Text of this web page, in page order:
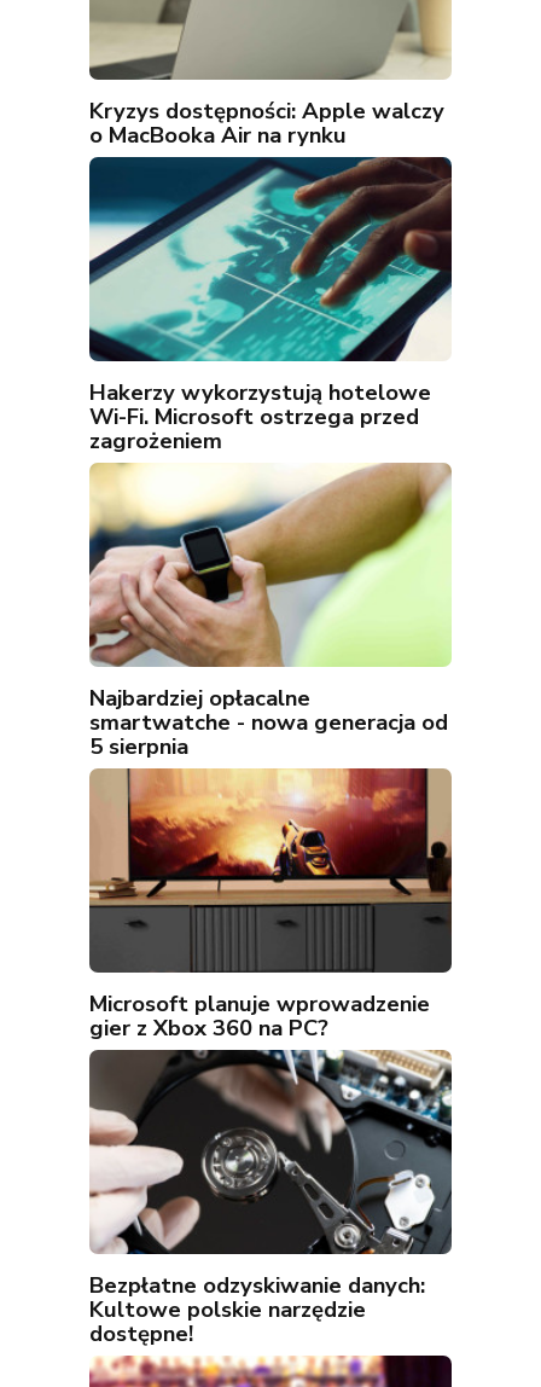
Kryzys dostępności: Apple walczy
o MacBooka Air na rynku
Hakerzy wykorzystują hotelowe
Wi-Fi. Microsoft ostrzega przed
zagrożeniem
Najbardziej opłacalne
smartwatche - nowa generacja od
5 sierpnia
Microsoft planuje wprowadzenie
gier z Xbox 360 na PC?
Bezpłatne odzyskiwanie danych:
Kultowe polskie narzędzie
dostępne!